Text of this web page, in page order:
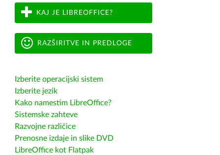
KAJ JE LIBREOFFICE?
RAZŠIRITVE IN PREDLOGE
Izberite operacijski sistem
Izberite jezik
Kako namestim LibreOffice?
Sistemske zahteve
Razvojne različice
Prenosne izdaje in slike DVD
LibreOffice kot Flatpak